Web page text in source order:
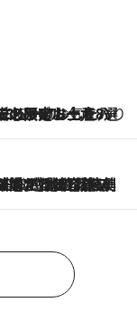
ューアルした「ディーン＆デルーカ ハワイ」で必須のお土産8選
脳ルネサンス